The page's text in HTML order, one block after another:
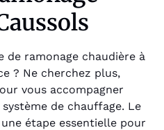
de ramonage chaudière à
? Ne cherchez plus,
vous accompagner
de chauffage. Le
étape essentielle pour